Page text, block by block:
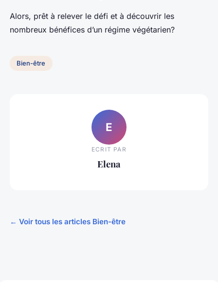
Alors, prêt à relever le défi et à découvrir les
nombreux bénéfices d’un régime végétarien?
Bien-être
E
ECRIT PAR
Elena
← Voir tous les articles Bien-être